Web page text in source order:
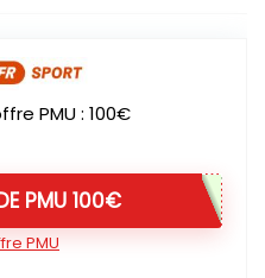
PMU : 100€
PMU 100€
PMU